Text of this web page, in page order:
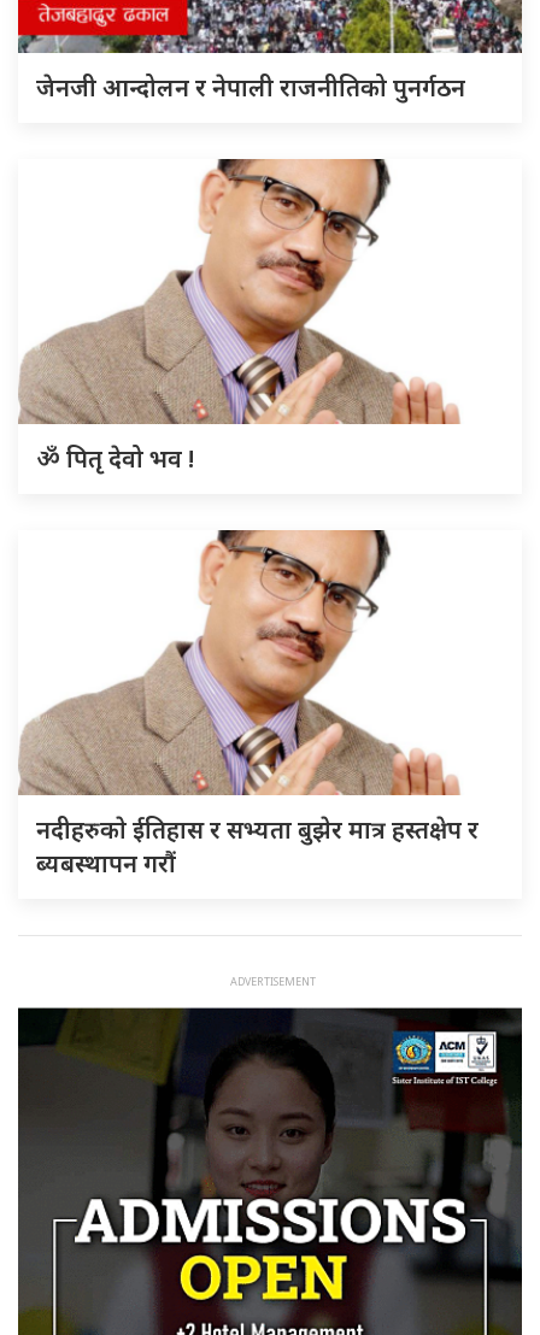
जेनजी आन्दोलन र नेपाली राजनीतिको पुनर्गठन
ॐ पितृ देवो भव !
नदीहरुकाे ईतिहास र सभ्यता बुझेर मात्र हस्तक्षेप र
ब्यबस्थापन गराैं